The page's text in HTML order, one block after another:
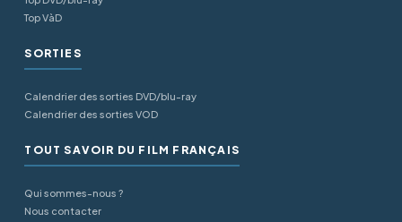
Top VàD
SORTIES
Calendrier des sorties DVD/blu-ray
Calendrier des sorties VOD
TOUT SAVOIR DU FILM FRANÇAIS
Qui sommes-nous ?
Nous contacter